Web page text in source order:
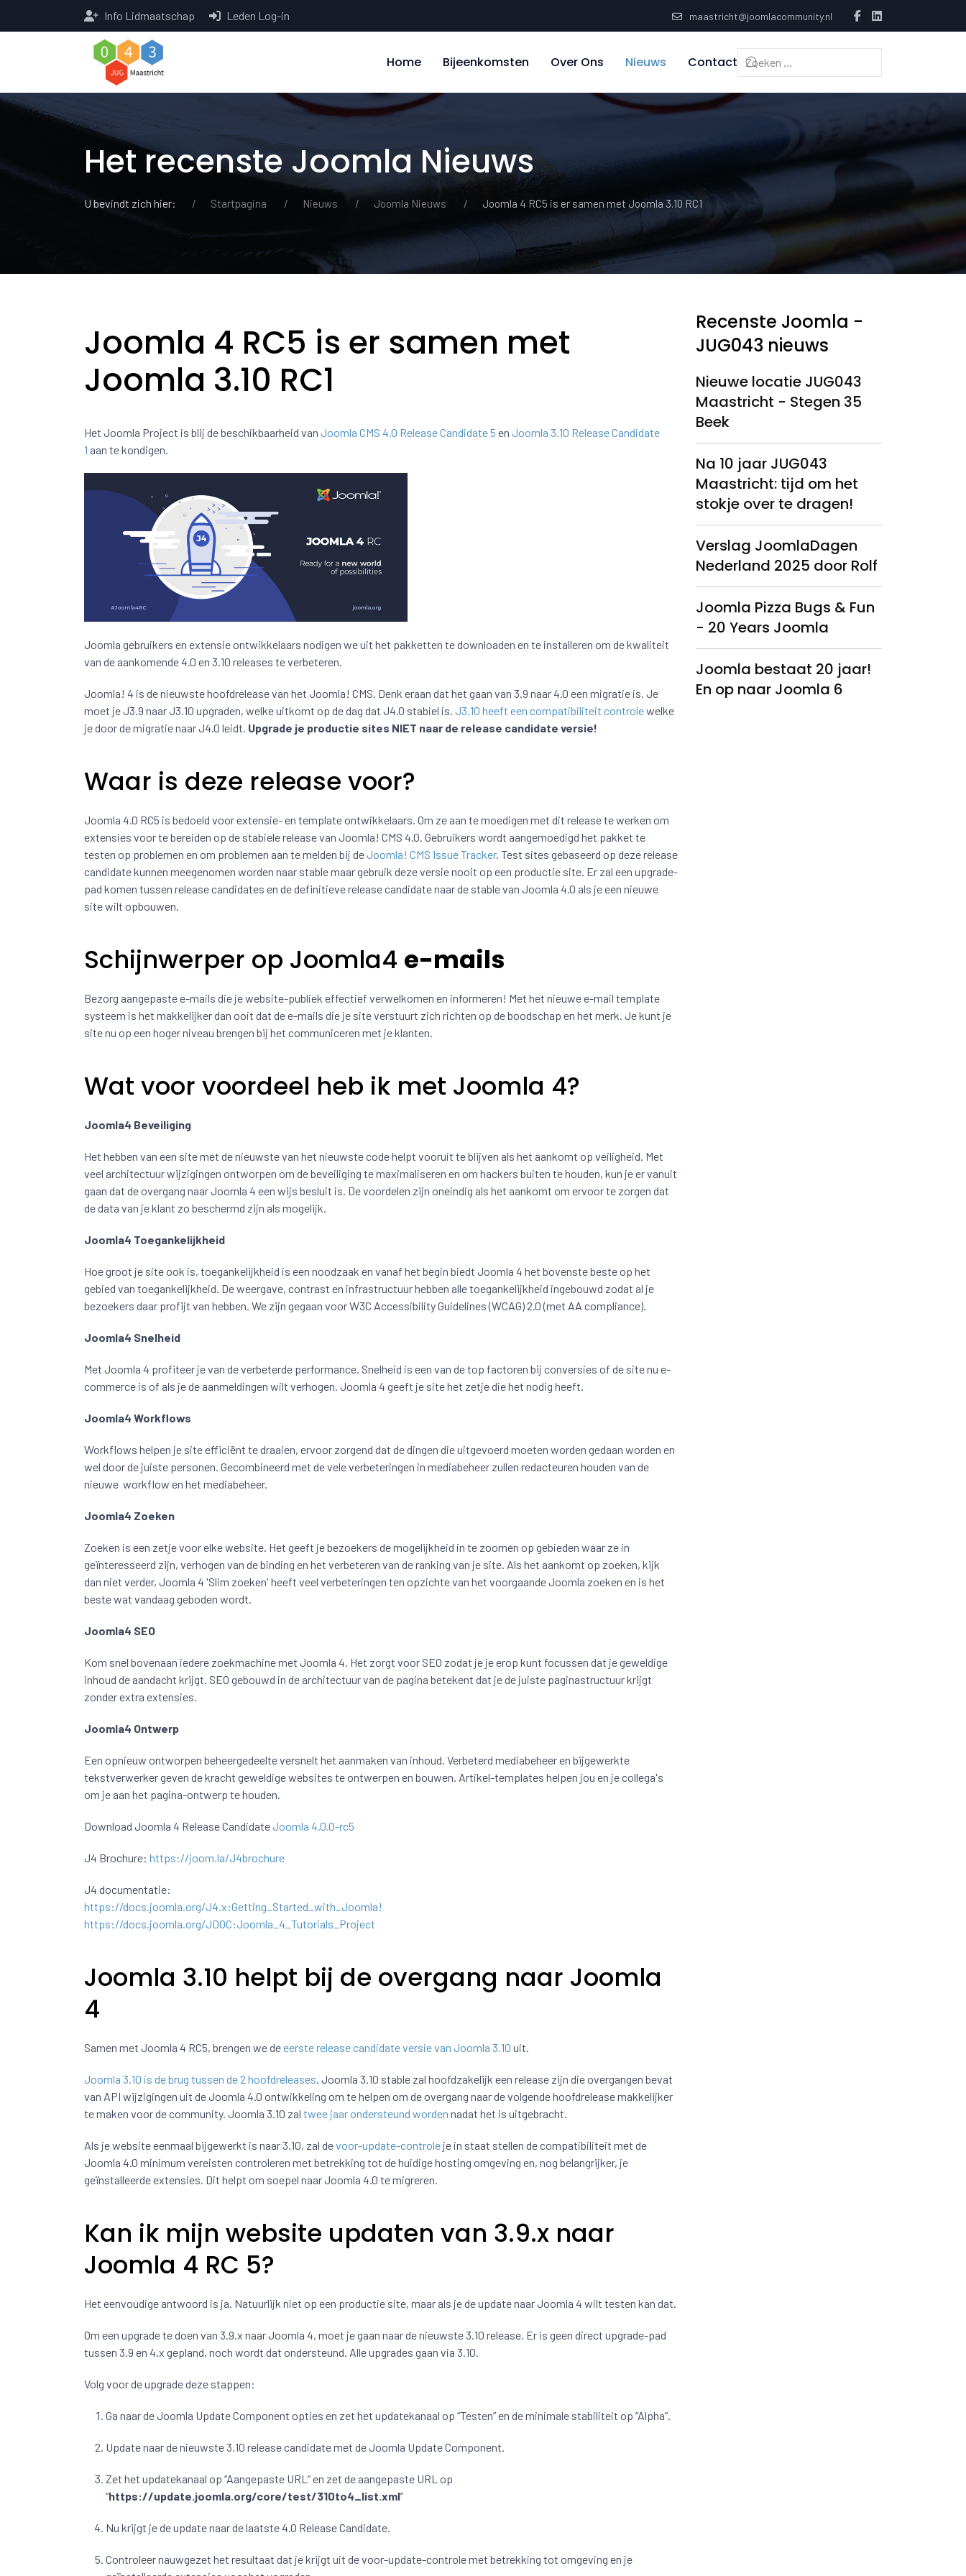
Info Lidmaatschap Leden Log-in maastricht@joomlacommunity.nl
Home Bijeenkomsten Over Ons Nieuws Contact
Het recenste Joomla Nieuws
U bevindt zich hier: Startpagina Nieuws Joomla Nieuws Joomla 4 RC5 is er samen met Joomla 3.10 RC1
Joomla 4 RC5 is er samen met
Joomla 3.10 RC1
Het Joomla Project is blij de beschikbaarheid van Joomla CMS 4.0 Release Candidate 5 en Joomla 3.10 Release Candidate
1 aan te kondigen.
Joomla gebruikers en extensie ontwikkelaars nodigen we uit het pakketten te downloaden en te installeren om de kwaliteit
van de aankomende 4.0 en 3.10 releases te verbeteren.
Joomla! 4 is de nieuwste hoofdrelease van het Joomla! CMS. Denk eraan dat het gaan van 3.9 naar 4.0 een migratie is. Je
moet je J3.9 naar J3.10 upgraden, welke uitkomt op de dag dat J4.0 stabiel is. J3.10 heeft een compatibiliteit controlewelke
je door de migratie naar J4.0 leidt. Upgrade je productie sites NIET naar de release candidate versie!
Waar is deze release voor?
Joomla 4.0 RC5 is bedoeld voor extensie- en template ontwikkelaars. Om ze aan te moedigen met dit release te werken om
extensies voor te bereiden op de stabiele release van Joomla! CMS 4.0. Gebruikers wordt aangemoedigd het pakket te
testen op problemen en om problemen aan te melden bij deJoomla! CMS Issue Tracker. Test sites gebaseerd op deze release
candidate kunnen meegenomen worden naar stable maar gebruik deze versie nooit op een productie site. Er zal een upgrade-
pad komen tussen release candidates en de definitieve release candidate naar de stable van Joomla 4.0 als je een nieuwe
site wilt opbouwen.
Schijnwerper op Joomla4 e-mails
Bezorg aangepaste e-mails die je website-publiek effectief verwelkomen en informeren! Met het nieuwe e-mail template
systeem is het makkelijker dan ooit dat de e-mails die je site verstuurt zich richten op de boodschap en het merk. Je kunt je
site nu op een hoger niveau brengen bij het communiceren met je klanten.
Wat voor voordeel heb ik met Joomla 4?
Joomla4 Beveiliging
Het hebben van een site met de nieuwste van het nieuwste code helpt vooruit te blijven als het aankomt op veiligheid. Met
veel architectuur wijzigingen ontworpen om de beveiliging te maximaliseren en om hackers buiten te houden, kun je er vanuit
gaan dat de overgang naar Joomla 4 een wijs besluit is. De voordelen zijn oneindig als het aankomt om ervoor te zorgen dat
de data van je klant zo beschermd zijn als mogelijk.
Joomla4 Toegankelijkheid
Hoe groot je site ook is, toegankelijkheid is een noodzaak en vanaf het begin biedt Joomla 4 het bovenste beste op het
gebied van toegankelijkheid. De weergave, contrast en infrastructuur hebben alle toegankelijkheid ingebouwd zodat al je
bezoekers daar profijt van hebben. We zijn gegaan voor W3C Accessibility Guidelines (WCAG) 2.0 (met AA compliance).
Joomla4 Snelheid
Met Joomla 4 profiteer je van de verbeterde performance. Snelheid is een van de top factoren bij conversies of de site nu e-
commerce is of als je de aanmeldingen wilt verhogen. Joomla 4 geeft je site het zetje die het nodig heeft.
Joomla4 Workflows
Workflows helpen je site efficiënt te draaien, ervoor zorgend dat de dingen die uitgevoerd moeten worden gedaan worden en
wel door de juiste personen. Gecombineerd met de vele verbeteringen in mediabeheer zullen redacteuren houden van de
nieuwe workflow en het mediabeheer.
Joomla4 Zoeken
Zoeken is een zetje voor elke website. Het geeft je bezoekers de mogelijkheid in te zoomen op gebieden waar ze in
geïnteresseerd zijn, verhogen van de binding en het verbeteren van de ranking van je site. Als het aankomt op zoeken, kijk
dan niet verder, Joomla 4 'Slim zoeken' heeft veel verbeteringen ten opzichte van het voorgaande Joomla zoeken en is het
beste wat vandaag geboden wordt.
Joomla4 SEO
Kom snel bovenaan iedere zoekmachine met Joomla 4. Het zorgt voor SEO zodat je je erop kunt focussen dat je geweldige
inhoud de aandacht krijgt. SEO gebouwd in de architectuur van de pagina betekent dat je de juiste paginastructuur krijgt
zonder extra extensies.
Joomla4 Ontwerp
Een opnieuw ontworpen beheergedeelte versnelt het aanmaken van inhoud. Verbeterd mediabeheer en bijgewerkte
tekstverwerker geven de kracht geweldige websites te ontwerpen en bouwen. Artikel-templates helpen jou en je collega's
om je aan het pagina-ontwerp te houden.
Download Joomla 4 Release CandidateJoomla 4.0.0-rc5
J4 Brochure: https://joom.la/J4brochure
J4 documentatie:
https://docs.joomla.org/J4.x:Getting_Started_with_Joomla!
https://docs.joomla.org/JDOC:Joomla_4_Tutorials_Project
Joomla 3.10 helpt bij de overgang naar Joomla
4
Samen met Joomla 4 RC5, brengen we deeerste release candidate versie van Joomla 3.10 uit.
Joomla 3.10 is de brug tussen de 2 hoofdreleases. Joomla 3.10 stable zal hoofdzakelijk een release zijn die overgangen bevat
van API wijzigingen uit de Joomla 4.0 ontwikkeling om te helpen om de overgang naar de volgende hoofdrelease makkelijker
te maken voor de community. Joomla 3.10 zal twee jaar ondersteund worden nadat het is uitgebracht.
Als je website eenmaal bijgewerkt is naar 3.10, zal devoor-update-controle je in staat stellen de compatibiliteit met de
Joomla 4.0 minimum vereisten controleren met betrekking tot de huidige hosting omgeving en, nog belangrijker, je
geïnstalleerde extensies. Dit helpt om soepel naar Joomla 4.0 te migreren.
Kan ik mijn website updaten van 3.9.x naar
Joomla 4 RC 5?
Het eenvoudige antwoord is ja. Natuurlijk niet op een productie site, maar als je de update naar Joomla 4 wilt testen kan dat.
Om een upgrade te doen van 3.9.x naar Joomla 4, moet je gaan naar de nieuwste 3.10 release. Er is geen direct upgrade-pad
tussen 3.9 en 4.x gepland, noch wordt dat ondersteund. Alle upgrades gaan via 3.10.
Volg voor de upgrade deze stappen:
Ga naar de Joomla Update Component opties en zet het updatekanaal op “Testen” en de minimale stabiliteit op “Alpha”.
Update naar de nieuwste 3.10 release candidate met de Joomla Update Component.
Zet het updatekanaal op “Aangepaste URL” en zet de aangepaste URL op
“https://update.joomla.org/core/test/310to4_list.xml”
Nu krijgt je de update naar de laatste 4.0 Release Candidate.
Controleer nauwgezet het resultaat dat je krijgt uit de voor-update-controle met betrekking tot omgeving en je
Recenste Joomla -
JUG043 nieuws
Nieuwe locatie JUG043
Maastricht - Stegen 35
Beek
Na 10 jaar JUG043
Maastricht: tijd om het
stokje over te dragen!
Verslag JoomlaDagen
Nederland 2025 door Rolf
Joomla Pizza Bugs & Fun
- 20 Years Joomla
Joomla bestaat 20 jaar!
En op naar Joomla 6